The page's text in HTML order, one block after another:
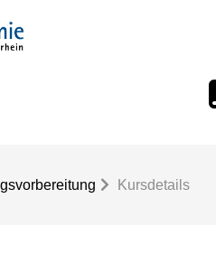
Kursdetails